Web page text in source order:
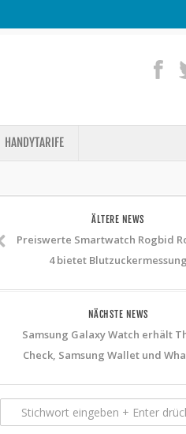
HANDYTARIFE
ÄLTERE NEWS
Preiswerte Smartwatch Rogbid
4 bietet Blutzuckermessung
NÄCHSTE NEWS
Samsung Galaxy Watch erhält
Check, Samsung Wallet und